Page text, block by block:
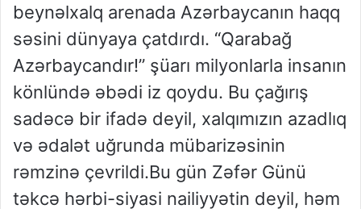
beynəlxalq arenada Azərbaycanın haqq
səsini dünyaya çatdırdı. “Qarabağ
Azərbaycandır!” şüarı milyonlarla insanın
könlündə əbədi iz qoydu. Bu çağırış
sadəcə bir ifadə deyil, xalqımızın azadlıq
və ədalət uğrunda mübarizəsinin
rəmzinə çevrildi.Bu gün Zəfər Günü
təkcə hərbi-siyasi nailiyyətin deyil, həm